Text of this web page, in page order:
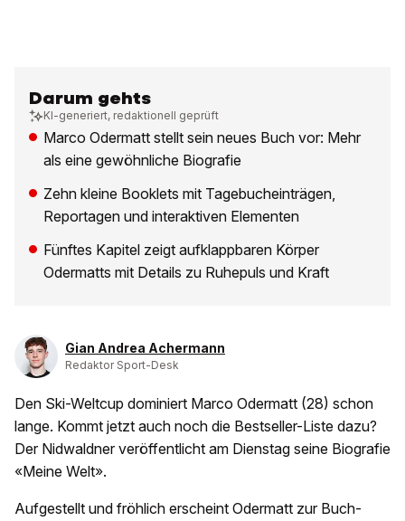
Darum gehts
KI-generiert, redaktionell geprüft
Marco Odermatt stellt sein neues Buch vor: Mehr
als eine gewöhnliche Biografie
Zehn kleine Booklets mit Tagebucheinträgen,
Reportagen und interaktiven Elementen
Fünftes Kapitel zeigt aufklappbaren Körper
Odermatts mit Details zu Ruhepuls und Kraft
Gian Andrea Achermann
Redaktor Sport-Desk
Den Ski-Weltcup dominiert Marco Odermatt (28) schon
lange. Kommt jetzt auch noch die Bestseller-Liste dazu?
Der Nidwaldner veröffentlicht am Dienstag seine Biografie
«Meine Welt».
Aufgestellt und fröhlich erscheint Odermatt zur Buch-